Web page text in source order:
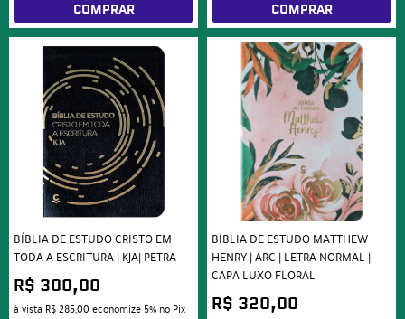
COMPRAR COMPRAR
BÍBLIA DE ESTUDO CRISTO EM
TODA A ESCRITURA | KJA| PETRA
R$ 300,00
à vista R$ 285,00 economize 5% no Pix
BÍBLIA DE ESTUDO MATTHEW
HENRY | ARC | LETRA NORMAL |
CAPA LUXO FLORAL
R$ 320,00